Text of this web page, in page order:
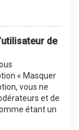
de
« Masquer
vous ne
et de
étant un